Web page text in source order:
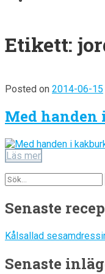
Etikett:
Posted on 2014-06-15
Med handen
Läs mer
Senaste
Kålsallad
Senaste